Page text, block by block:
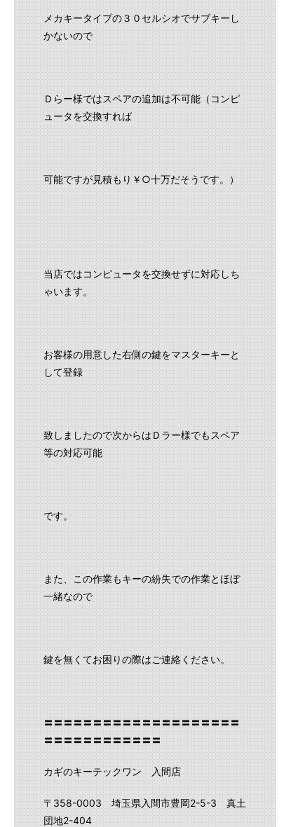
メカキータイプの３０セルシオでサブキーし
かないので
Ｄらー様ではスペアの追加は不可能（コンピ
ュータを交換すれば
可能ですが見積もり￥○十万だそうです。）
当店ではコンピュータを交換せずに対応しち
ゃいます。
お客様の用意した右側の鍵をマスターキーと
して登録
致しましたので次からはＤラー様でもスペア
等の対応可能
です。
また、この作業もキーの紛失での作業とほぼ
一緒なので
鍵を無くてお困りの際はご連絡ください。
〓〓〓〓〓〓〓〓〓〓〓〓〓〓〓〓〓〓〓〓
〓〓〓〓〓〓〓〓〓〓〓〓
カギのキーテックワン 入間店
〒358-0003 埼玉県入間市豊岡2-5-3 真土
団地2-404